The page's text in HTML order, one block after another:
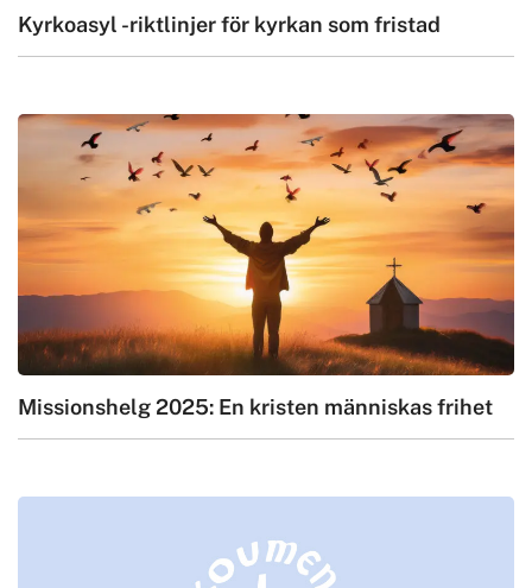
Kyrkoasyl -riktlinjer för kyrkan som fristad
Missionshelg 2025: En kristen människas frihet